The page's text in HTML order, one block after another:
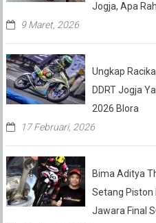
Jogja, Apa
9 Maret, 2026
Ungkap
DDRT Jogja
2026 Blora
17 Februari, 2026
Bima Aditya
Setang Piston
Jawara Final